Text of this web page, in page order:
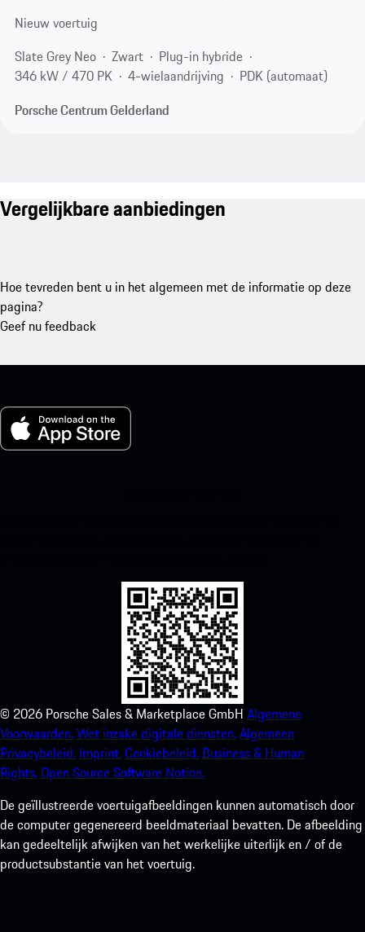
Nieuw voertuig
Slate Grey Neo
Zwart
Plug-in hybride
346 kW / 470 PK
4-wielaandrijving
PDK (automaat)
Porsche Centrum Gelderland
Vergelijkbare aanbiedingen
Hoe tevreden bent u in het algemeen met de informatie op deze
pagina?
Geef nu feedback
© 2026 Porsche Sales & Marketplace GmbH Algemene
Voorwaarden.Wet inzake digitale diensten.Algemeen
Privacybeleid. Imprint.Cookiebeleid. Business & Human
Rights.Open Source Software Notice.
De geïllustreerde voertuigafbeeldingen kunnen automatisch door
de computer gegenereerd beeldmateriaal bevatten. De afbeelding
kan gedeeltelijk afwijken van het werkelijke uiterlijk en / of de
productsubstantie van het voertuig.